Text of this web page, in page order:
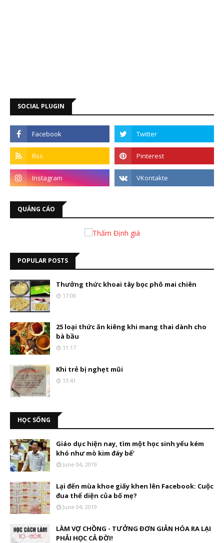
SOCIAL PLUGIN
QUẢNG CÁO
POPULAR POSTS
Thưởng thức khoai tây bọc phô mai chiên
17:00
25 loại thức ăn kiêng khi mang thai dành cho
bà bầu
11:17
Khi trẻ bị nghẹt mũi
13:41
HỌC SỐNG
Giáo dục hiện nay, tìm một học sinh yếu kém
khó như mò kim đáy bể’
June 04, 2019
Lại đến mùa khoe giấy khen lên Facebook: Cuộc
đua thể diện của bố mẹ?
June 04, 2019
LÀM VỢ CHỒNG - TƯỞNG ĐƠN GIẢN HÓA RA LẠI
PHẢI HỌC CẢ ĐỜI!